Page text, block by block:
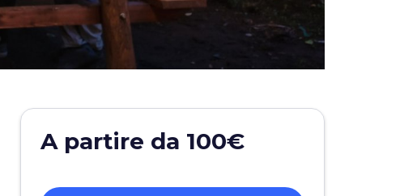
A partire da 100€